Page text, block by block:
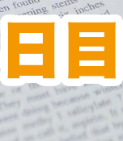
目